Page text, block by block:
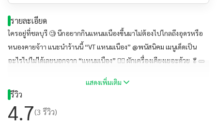
รายละเอียด
ใครอยู่ที่ชลบุรี 🧐 นึกอยากกินแหนมเนืองขึ้นมาไม่ต้องไปไกลถึงอุดรหรือ
หนองคายจ้าา แนะนำร้านนี้ “VT แหนมเนือง” @พนัสนิคม เมนูเด็ดเป็น
อะไรไปไม่ได้เลยนอกจาก “แหนมเนือง” 👍🏻 ผักเครื่องเคียงเยอะด้วย 🥬🥒
โครงการคนละครึ่งและ ม.33 และมี Delivery ด้วยน๊าา #ร้านนี้พี่แหม่มมี่
แนะนำ #ต้องลองแล้วมั้ยคะ 😆
แสดงเพิ่มเติม
รีวิว
4.7(3 รีวิว)